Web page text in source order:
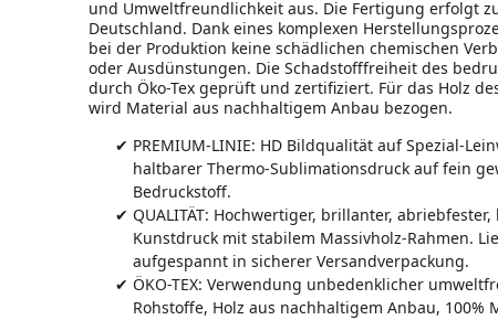
und Umweltfreundlichkeit aus. Die Fertigung erfolgt
Deutschland. Dank eines komplexen
bei der Produktion keine schädlichen chemischen
oder Ausdünstungen. Die Schadstofffreiheit des
durch Öko-Tex geprüft und zertifiziert. Für das Holz
wird Material aus nachhaltigem Anbau bezogen.
PREMIUM-LINIE: HD Bildqualität auf Spezial-
haltbarer Thermo-Sublimationsdruck auf fein
Bedruckstoff.
QUALITÄT: Hochwertiger, brillanter,
Kunstdruck mit stabilem Massivholz-Rahmen.
aufgespannt in sicherer Versandverpackung.
ÖKO-TEX: Verwendung unbedenklicher
Rohstoffe, Holz aus nachhaltigem Anbau, 100%